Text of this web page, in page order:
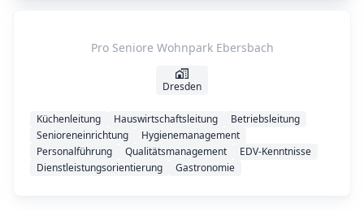
Pro Seniore Wohnpark Ebersbach
Dresden
Küchenleitung Hauswirtschaftsleitung
Betriebsleitung
Senioreneinrichtung
Hygienemanagement
Personalführung
Qualitätsmanagement
EDV-Kenntnisse
Dienstleistungsorientierung
Gastronomie